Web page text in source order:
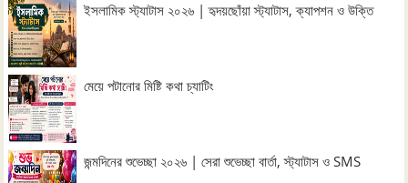
ইসলামিক স্ট্যাটাস ২০২৬ | হৃদয়ছোঁয়া স্ট্যাটাস, ক্যাপশন ও উক্তি
মেয়ে পটানোর মিষ্টি কথা চ্যাটিং
জন্মদিনের শুভেচ্ছা ২০২৬ | সেরা শুভেচ্ছা বার্তা, স্ট্যাটাস ও SMS